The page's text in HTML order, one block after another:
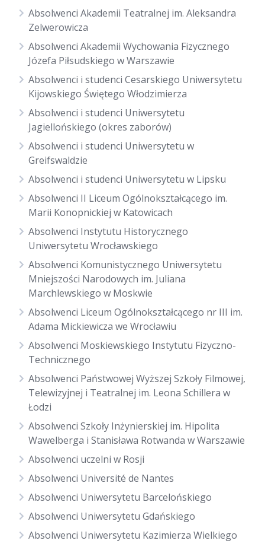
Absolwenci Akademii Teatralnej im. Aleksandra
Zelwerowicza
Absolwenci Akademii Wychowania Fizycznego
Józefa Piłsudskiego w Warszawie
Absolwenci i studenci Cesarskiego Uniwersytetu
Kijowskiego Świętego Włodzimierza
Absolwenci i studenci Uniwersytetu
Jagiellońskiego (okres zaborów)
Absolwenci i studenci Uniwersytetu w
Greifswaldzie
Absolwenci i studenci Uniwersytetu w Lipsku
Absolwenci II Liceum Ogólnokształcącego im.
Marii Konopnickiej w Katowicach
Absolwenci Instytutu Historycznego
Uniwersytetu Wrocławskiego
Absolwenci Komunistycznego Uniwersytetu
Mniejszości Narodowych im. Juliana
Marchlewskiego w Moskwie
Absolwenci Liceum Ogólnokształcącego nr III im.
Adama Mickiewicza we Wrocławiu
Absolwenci Moskiewskiego Instytutu Fizyczno-
Technicznego
Absolwenci Państwowej Wyższej Szkoły Filmowej,
Telewizyjnej i Teatralnej im. Leona Schillera w
Łodzi
Absolwenci Szkoły Inżynierskiej im. Hipolita
Wawelberga i Stanisława Rotwanda w Warszawie
Absolwenci uczelni w Rosji
Absolwenci Université de Nantes
Absolwenci Uniwersytetu Barcelońskiego
Absolwenci Uniwersytetu Gdańskiego
Absolwenci Uniwersytetu Kazimierza Wielkiego